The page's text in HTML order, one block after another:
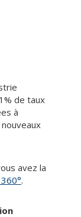
de taux
à
avez la
.